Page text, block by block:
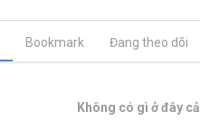
Bookmark Đang theo dõi
Không có gì ở đây cả